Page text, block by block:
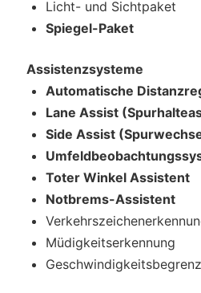
Licht- und Sichtpaket
Spiegel-Paket
Assistenzsysteme
Automatische
Lane Assist
Side Assist
Toter Winkel Assistent
Notbrems-Assistent
Müdigkeitserkennung